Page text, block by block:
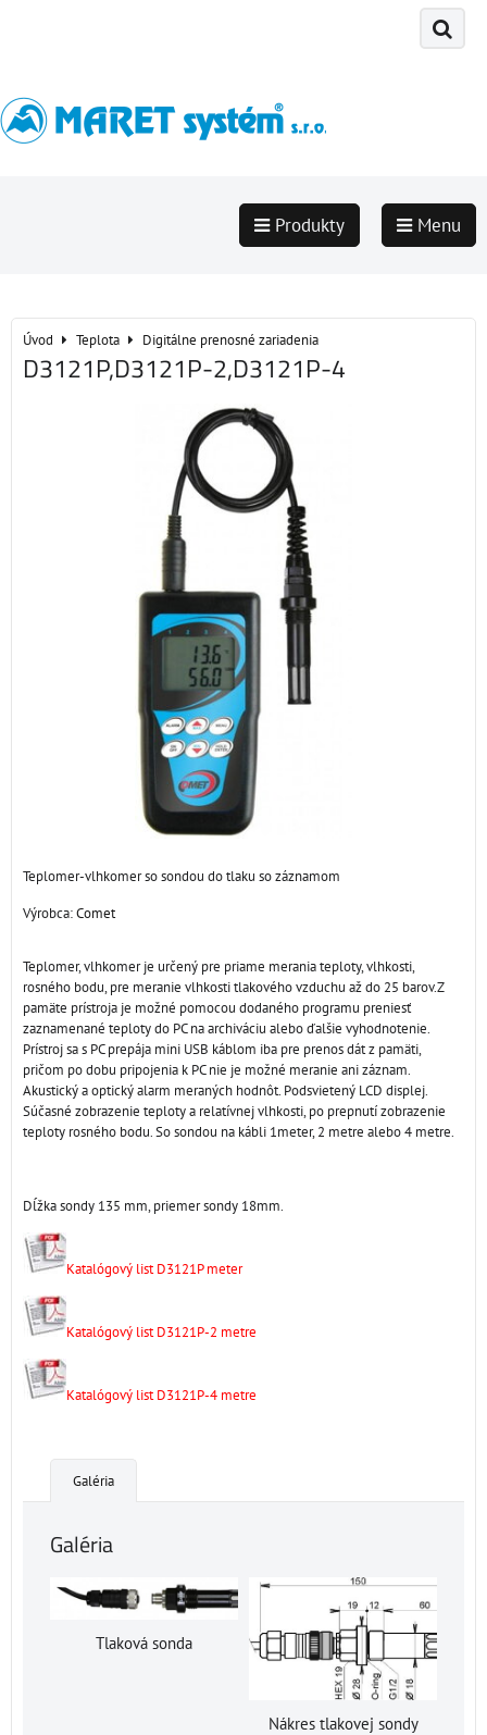
Produkty Menu
Úvod Teplota Digitálne prenosné zariadenia
D3121P,D3121P-2,D3121P-4
Teplomer-vlhkomer so sondou do tlaku so záznamom
Výrobca:Comet
Teplomer, vlhkomer je určený pre priame merania teploty, vlhkosti,
rosného bodu, pre meranie vlhkosti tlakového vzduchu až do 25 barov.Z
pamäte prístroja je možné pomocou dodaného programu preniesť
zaznamenané teploty do PC na archiváciu alebo ďalšie vyhodnotenie.
Prístroj sa s PC prepája mini USB káblom iba pre prenos dát z pamäti,
pričom po dobu pripojenia k PC nie je možné meranie ani záznam.
Akustický a optický alarm meraných hodnôt. Podsvietený LCD displej.
Súčasné zobrazenie teploty a relatívnej vlhkosti, po prepnutí zobrazenie
teploty rosného bodu. So sondou na kábli 1meter, 2 metre alebo 4 metre.
Dĺžka sondy 135 mm, priemer sondy 18mm.
Katalógový list D3121P meter
Katalógový list D3121P-2 metre
Katalógový list D3121P-4 metre
Galéria
Galéria
Tlaková sonda
Nákres tlakovej sondy